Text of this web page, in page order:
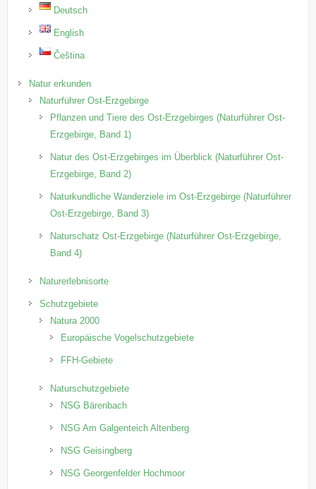
Deutsch
English
Čeština
Natur erkunden
Naturführer Ost-Erzgebirge
Pflanzen und Tiere des Ost-Erzgebirges (Naturführer Ost-
Erzgebirge, Band 1)
Natur des Ost-Erzgebirges im Überblick (Naturführer Ost-
Erzgebirge, Band 2)
Naturkundliche Wanderziele im Ost-Erzgebirge (Naturführer
Ost-Erzgebirge, Band 3)
Naturschatz Ost-Erzgebirge (Naturführer Ost-Erzgebirge,
Band 4)
Naturerlebnisorte
Schutzgebiete
Natura 2000
Europäische Vogelschutzgebiete
FFH-Gebiete
Naturschutzgebiete
NSG Bärenbach
NSG Am Galgenteich Altenberg
NSG Geisingberg
NSG Georgenfelder Hochmoor